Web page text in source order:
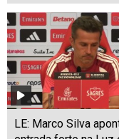
LE: Marco Silva